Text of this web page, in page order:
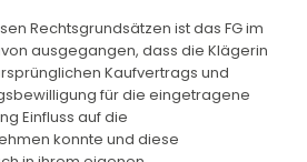
Rechtsgrundsätzen ist das FG im
ausgegangen, dass die Klägerin
Kaufvertrags und
für die eingetragene
Einfluss auf die
konnte und diese